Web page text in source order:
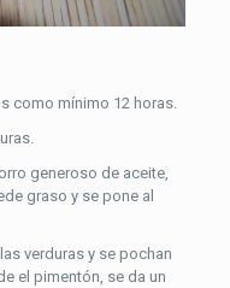
como mínimo 12 horas.
generoso de aceite,
graso y se pone al
verduras y se pochan
el pimentón, se da un